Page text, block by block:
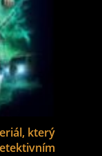
který